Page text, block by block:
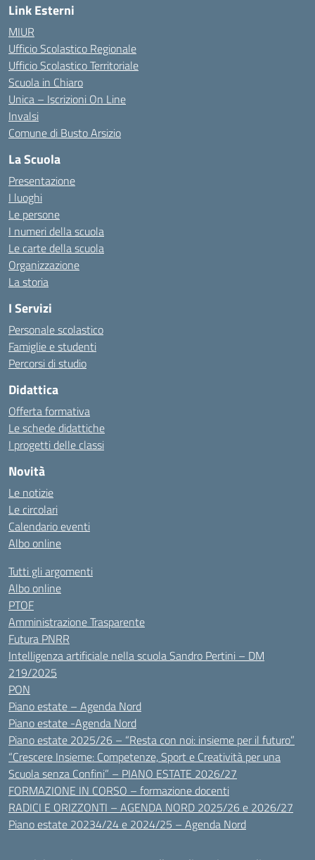
Link Esterni
MIUR
Ufficio Scolastico Regionale
Ufficio Scolastico Territoriale
Scuola in Chiaro
Unica – Iscrizioni On Line
Invalsi
Comune di Busto Arsizio
La Scuola
Presentazione
I luoghi
Le persone
I numeri della scuola
Le carte della scuola
Organizzazione
La storia
I Servizi
Personale scolastico
Famiglie e studenti
Percorsi di studio
Didattica
Offerta formativa
Le schede didattiche
I progetti delle classi
Novità
Le notizie
Le circolari
Calendario eventi
Albo online
Tutti gli argomenti
Albo online
PTOF
Amministrazione Trasparente
Futura PNRR
Intelligenza artificiale nella scuola Sandro Pertini – DM
219/2025
PON
Piano estate – Agenda Nord
Piano estate -Agenda Nord
Piano estate 2025/26 – “Resta con noi: insieme per il futuro”
“Crescere Insieme: Competenze, Sport e Creatività per una
Scuola senza Confini” – PIANO ESTATE 2026/27
FORMAZIONE IN CORSO – formazione docenti
RADICI E ORIZZONTI – AGENDA NORD 2025/26 e 2026/27
Piano estate 20234/24 e 2024/25 – Agenda Nord